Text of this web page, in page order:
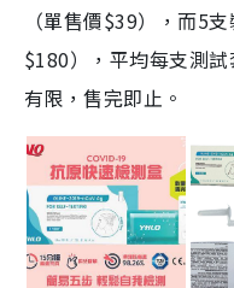
（單售價$39），而5
$180），平均每支測
有限，售完即止。